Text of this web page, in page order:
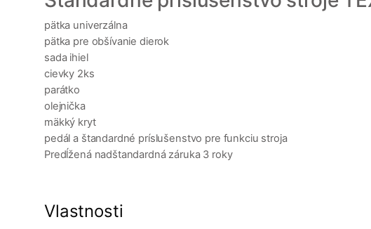
pätka univerzálna
pätka pre obšívanie dierok
sada ihiel
cievky 2ks
parátko
olejnička
mäkký kryt
pedál a štandardné príslušenstvo pre funkciu stroja
Predĺžená nadštandardná záruka 3 roky
Vlastnosti